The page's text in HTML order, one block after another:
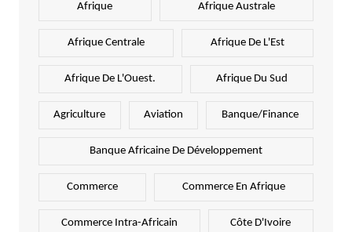
Afrique Afrique Australe
Afrique Centrale Afrique De L'Est
Afrique De L'Ouest. Afrique Du Sud
Agriculture Aviation Banque/Finance
Banque Africaine De Développement
Commerce Commerce En Afrique
Commerce Intra-Africain Côte D'Ivoire